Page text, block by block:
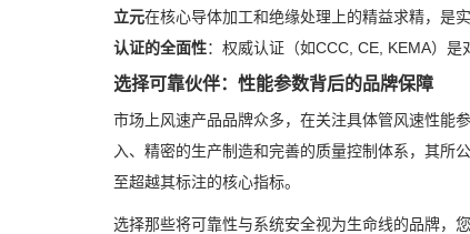
立元在核心导体加工和绝缘处理上的精益求精，是
认证的全面性：权威认证（如CCC, CE, KEMA）是
选择可靠伙伴：性能参数背后的品牌保障
市场上风速产品品牌众多，在关注具体管风速性能
入、精密的生产制造和完善的质量控制体系，其所
至超越其标注的核心指标。
选择那些将可靠性与系统安全视为生命线的品牌，